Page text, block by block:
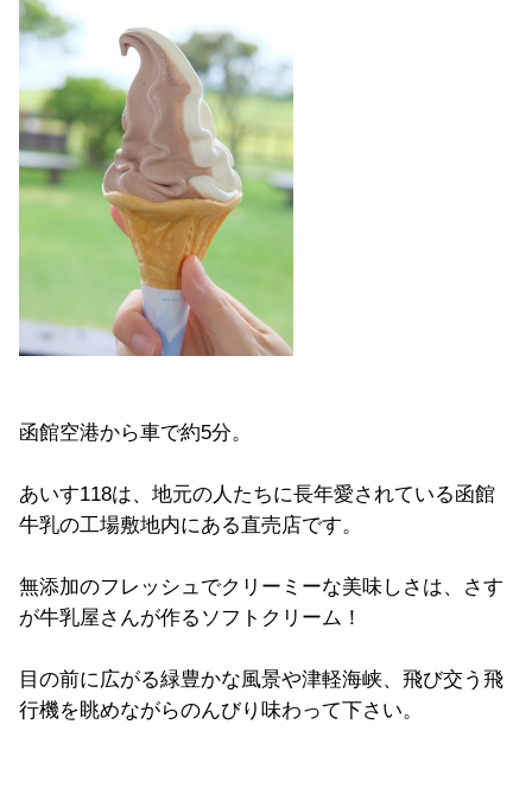
函館空港から車で約5分。
あいす118は、地元の人たちに長年愛されている函館
牛乳の工場敷地内にある直売店です。
無添加のフレッシュでクリーミーな美味しさは、さす
が牛乳屋さんが作るソフトクリーム！
目の前に広がる緑豊かな風景や津軽海峡、飛び交う飛
行機を眺めながらのんびり味わって下さい。